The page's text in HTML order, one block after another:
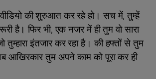
की शुरुआत कर रहे हो। सच में, तुम्हें
है। फिर भी, एक नजर में ही तुम वो सारा
इंतजार कर रहा है। की हफ्तों से तुम
आखिरकार तुम अपने काम को पूरा कर ही